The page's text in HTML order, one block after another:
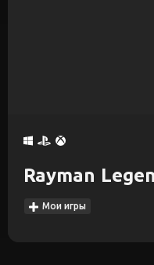
Rayman
Мои игры